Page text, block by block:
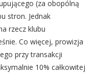
(za obopólną
stron. Jednak
rzecz klubu
Co więcej, prowizja
przy transakcji
10% całkowitej